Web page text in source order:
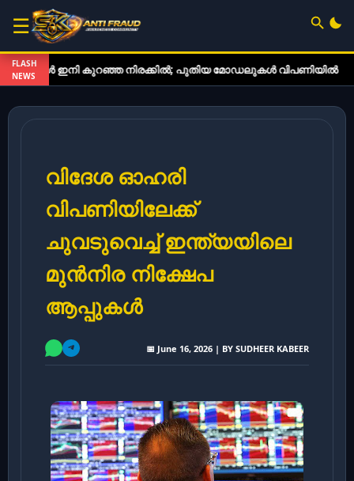
☰
FLASH
NEWSകുറഞ്ഞ നിരക്കിൽ; പുതിയ മോഡലുകൾ വിപണിയിൽ ഇ-
വിദേശ ഓഹരി
വിപണിയിലേക്ക്
ചുവടുവെച്ച് ഇന്ത്യയിലെ
മുൻനിര നിക്ഷേപ
ആപ്പുകൾ
📅 June 16, 2026 | BY SUDHEER KABEER